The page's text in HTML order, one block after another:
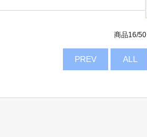
商品16/50
PREV ALL